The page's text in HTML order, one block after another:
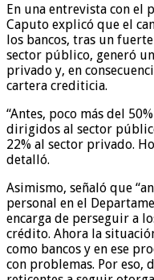
En una entrevista con el
Caputo explicó que el
los bancos, tras un
sector público, generó
privado y, en
cartera crediticia.
“Antes, poco más del
dirigidos al sector
22% al sector privado.
detalló.
Asimismo, señaló que
personal en el
encarga de perseguir a
crédito. Ahora la
como bancos y en ese
con problemas. Por eso,